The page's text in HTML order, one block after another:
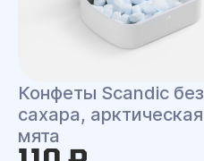
Конфеты Scandic без
сахара, арктическая
мята